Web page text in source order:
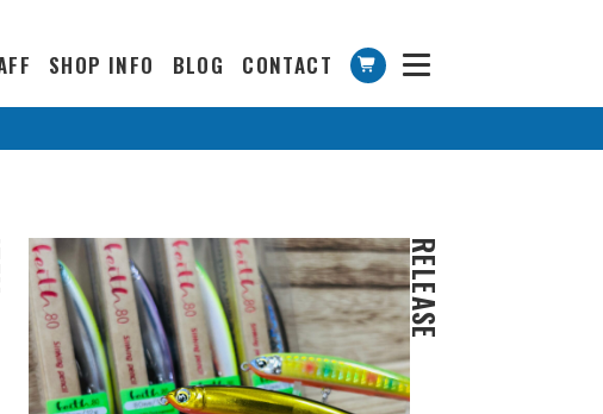
SHOP INFO BLOG CONTACT
RELEASE